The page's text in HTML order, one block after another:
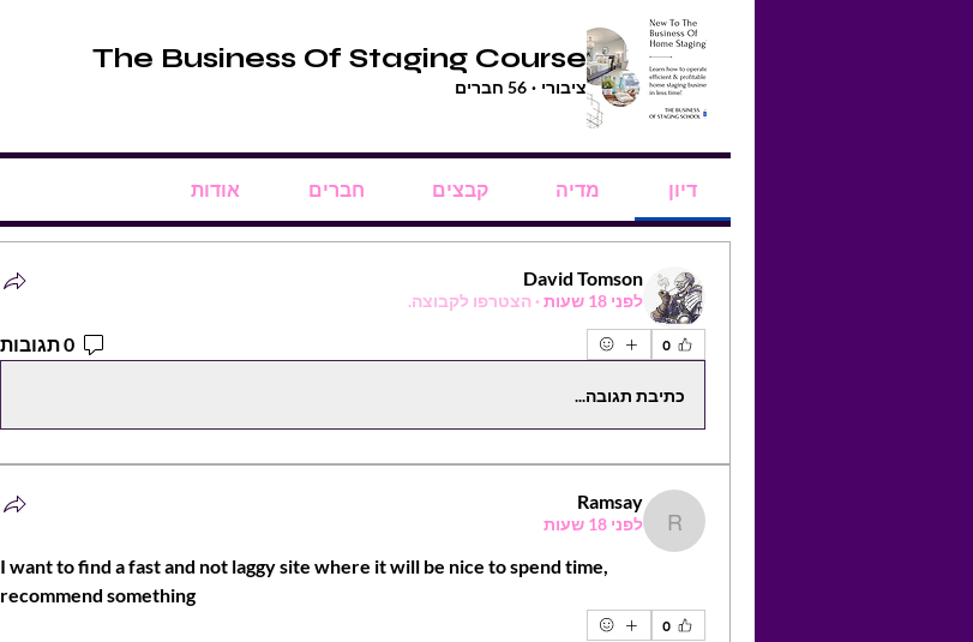
The Business Of Staging Course
ציבורי · 56 חברים
דיון מדיה קבצים חברים אודות
David Tomson
לפני 18 שעות ·הצטרפו לקבוצה.
0 0 תגובות
כתיבת תגובה...
Ramsay
Ramsay
לפני 18 שעות
I want to find a fast and not laggy site where it will be nice to spend time,
recommend something
0